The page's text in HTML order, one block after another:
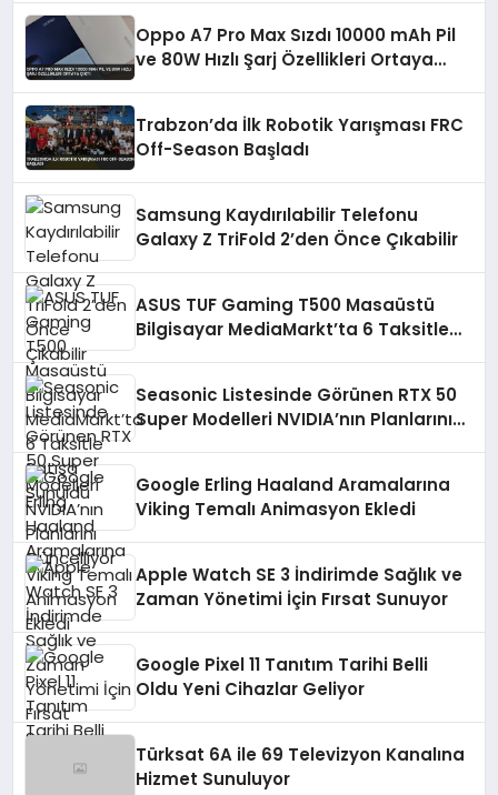
Oppo A7 Pro Max Sızdı 10000 mAh Pil
ve 80W Hızlı Şarj Özellikleri Ortaya
Trabzon’da İlk Robotik Yarışması FRC
Off-Season Başladı
Samsung Kaydırılabilir Telefonu
Galaxy Z TriFold 2’den Önce Çıkabilir
ASUS TUF Gaming T500 Masaüstü
Bilgisayar MediaMarkt’ta 6 Taksitle
Seasonic Listesinde Görünen RTX 50
Super Modelleri NVIDIA’nın Planlarını
Google Erling Haaland Aramalarına
Viking Temalı Animasyon Ekledi
Apple Watch SE 3 İndirimde Sağlık ve
Zaman Yönetimi İçin Fırsat Sunuyor
Google Pixel 11 Tanıtım Tarihi Belli
Oldu Yeni Cihazlar Geliyor
Türksat 6A ile 69 Televizyon Kanalına
Hizmet Sunuluyor